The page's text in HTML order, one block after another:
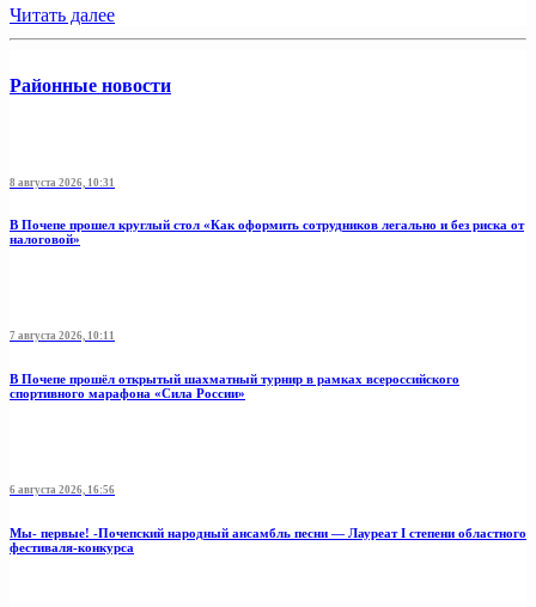
Читать далее
Районные новости
8 августа 2026, 10:31
В Почепе прошел круглый стол «Как оформить сотрудников легально и без риска от
налоговой»
7 августа 2026, 10:11
В Почепе прошёл открытый шахматный турнир в рамках всероссийского
спортивного марафона «Сила России»
6 августа 2026, 16:56
Мы- первые! -Почепский народный ансамбль песни — Лауреат I степени областного
фестиваля-конкурса